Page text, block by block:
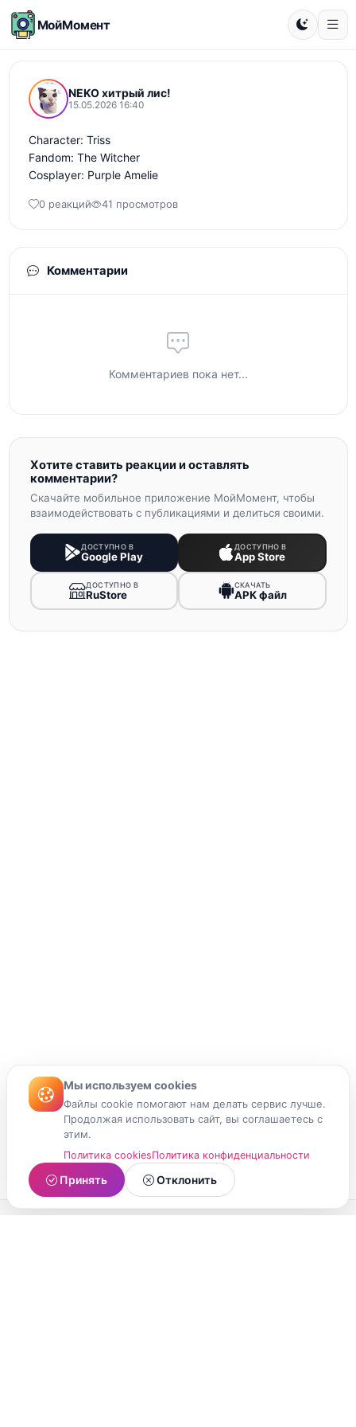
МойМомент
NEKO хитрый лис!
15.05.2026 16:40
Character: Triss
Fandom: The Witcher
Cosplayer: Purple Amelie
0 реакций 41 просмотров
Комментарии
Комментариев пока нет...
Хотите ставить реакции и оставлять
комментарии?
Скачайте мобильное приложение МойМомент, чтобы
взаимодействовать с публикациями и делиться своими.
ДОСТУПНО В
Google Play
ДОСТУПНО В
App Store
ДОСТУПНО В
RuStore
СКАЧАТЬ
APK файл
Мы используем cookies
Файлы cookie помогают нам делать сервис лучше.
Продолжая использовать сайт, вы соглашаетесь с
этим.
Политика cookiesПолитика конфиденциальности
Принять Отклонить